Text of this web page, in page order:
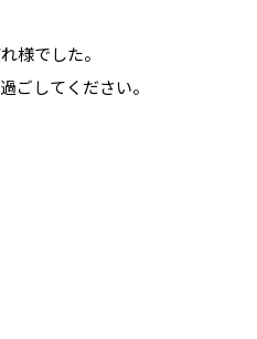
様でした。
ごしてください。